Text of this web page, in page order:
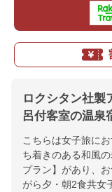
ロクシタン社製
呂付客室の温泉
こちらは女子旅に
ち着きのある和風
プラン】があり、
がら夕・朝2食共女